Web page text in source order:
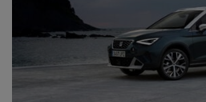
poistenie a poistenie finančnej
poistenie je voliteľné
od 10 000 - 30 000
000 km)